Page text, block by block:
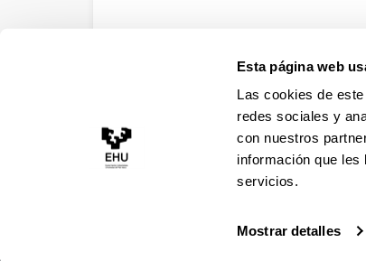
Esta página web
Las cookies de
redes sociales y
con nuestros
información que les
servicios.
Mostrar detalles